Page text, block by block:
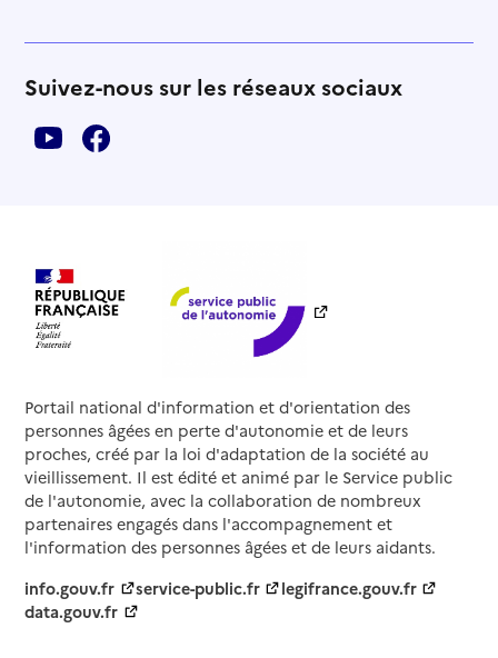
Suivez-nous sur les réseaux sociaux
Portail national d'information et d'orientation des
personnes âgées en perte d'autonomie et de leurs
proches, créé par la loi d'adaptation de la société au
vieillissement. Il est édité et animé par le Service public
de l'autonomie, avec la collaboration de nombreux
partenaires engagés dans l'accompagnement et
l'information des personnes âgées et de leurs aidants.
info.gouv.fr
service-public.fr
legifrance.gouv.fr
data.gouv.fr